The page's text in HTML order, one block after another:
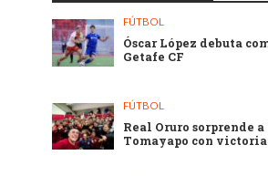
FÚTBOL
Óscar López debuta
Getafe CF
FÚTBOL
Real Oruro sorprende a
Tomayapo con